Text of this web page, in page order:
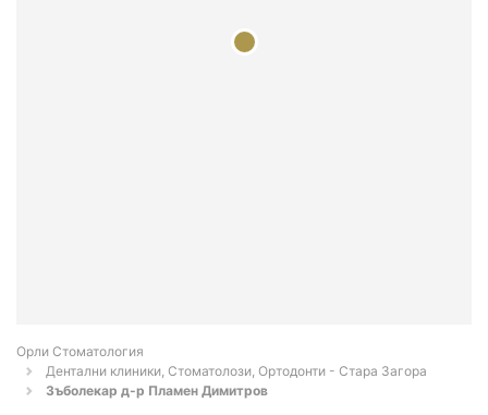
Орли Стоматология
Дентални клиники, Стоматолози, Ортодонти - Стара Загора
Зъболекар д-р Пламен Димитров